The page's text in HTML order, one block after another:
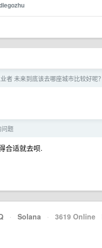
者 未来到底该去哪座城市比较好呢？
问题
合适就去呗.
· Solana · 3619 Online